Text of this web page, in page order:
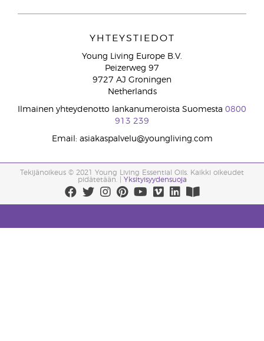
YHTEYSTIEDOT
Young Living Europe B.V.
Peizerweg 97
9727 AJ Groningen
Netherlands
Ilmainen yhteydenotto lankanumeroista Suomesta 0800
913 239
Email: asiakaspalvelu@youngliving.com
Tekijänoikeus © 2021 Young Living Essential Oils. Kaikki oikeudet
pidätetään. | Yksityisyydensuoja